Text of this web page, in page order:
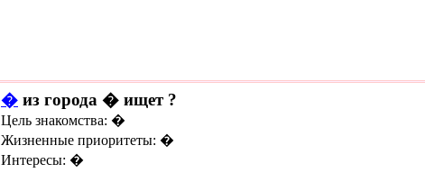
� из города � ищет ?
Цель знакомства: �
Жизненные приоритеты: �
Интересы: �